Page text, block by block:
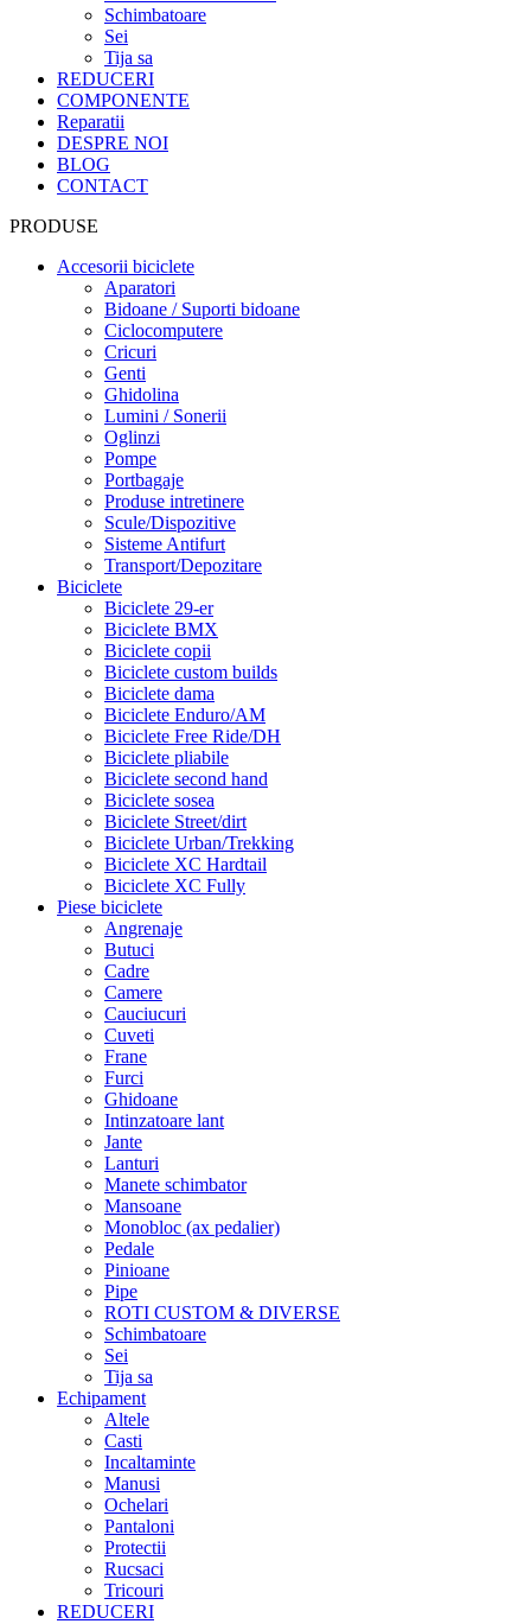
Schimbatoare
Sei
Tija sa
REDUCERI
COMPONENTE
Reparatii
DESPRE NOI
BLOG
CONTACT
PRODUSE
Accesorii biciclete
Aparatori
Bidoane / Suporti bidoane
Ciclocomputere
Cricuri
Genti
Ghidolina
Lumini / Sonerii
Oglinzi
Pompe
Portbagaje
Produse intretinere
Scule/Dispozitive
Sisteme Antifurt
Transport/Depozitare
Biciclete
Biciclete 29-er
Biciclete BMX
Biciclete copii
Biciclete custom builds
Biciclete dama
Biciclete Enduro/AM
Biciclete Free Ride/DH
Biciclete pliabile
Biciclete second hand
Biciclete sosea
Biciclete Street/dirt
Biciclete Urban/Trekking
Biciclete XC Hardtail
Biciclete XC Fully
Piese biciclete
Angrenaje
Butuci
Cadre
Camere
Cauciucuri
Cuveti
Frane
Furci
Ghidoane
Intinzatoare lant
Jante
Lanturi
Manete schimbator
Mansoane
Monobloc (ax pedalier)
Pedale
Pinioane
Pipe
ROTI CUSTOM & DIVERSE
Schimbatoare
Sei
Tija sa
Echipament
Altele
Casti
Incaltaminte
Manusi
Ochelari
Pantaloni
Protectii
Rucsaci
Tricouri
REDUCERI